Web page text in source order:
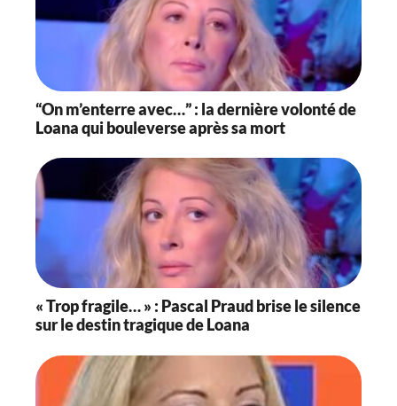
“On m’enterre avec…” : la dernière volonté de
Loana qui bouleverse après sa mort
« Trop fragile… » : Pascal Praud brise le silence
sur le destin tragique de Loana